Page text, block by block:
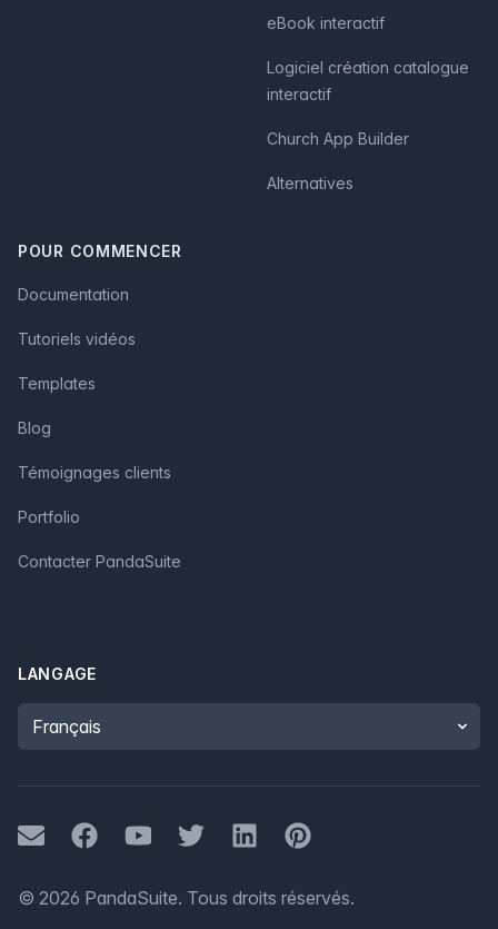
eBook interactif
Logiciel création catalogue
interactif
Church App Builder
Alternatives
POUR COMMENCER
Documentation
Tutoriels vidéos
Templates
Blog
Témoignages clients
Portfolio
Contacter PandaSuite
LANGAGE
Language
Mail FacebookYoutubeTwitter LinkedInPinterest
© 2026 PandaSuite. Tous droits réservés.